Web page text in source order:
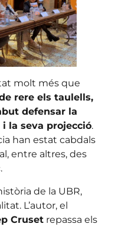
molt més que
rere els taulells,
defensar la
la seva projecció.
han estat cabdals
entre altres, des
de la UBR,
L’autor, el
Cruset repassa els